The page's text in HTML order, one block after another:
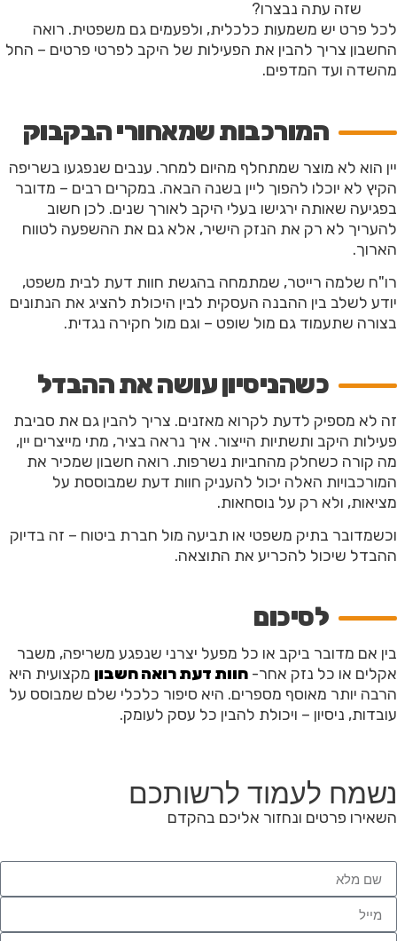
שזה עתה נבצרו?
לכל פרט יש משמעות כלכלית, ולפעמים גם משפטית. רואה
החשבון צריך להבין את הפעילות של היקב לפרטי פרטים – החל
מהשדה ועד המדפים.
המורכבות שמאחורי הבקבוק
יין הוא לא מוצר שמתחלף מהיום למחר. ענבים שנפגעו בשריפה
הקיץ לא יוכלו להפוך ליין בשנה הבאה. במקרים רבים – מדובר
בפגיעה שאותה ירגישו בעלי היקב לאורך שנים. לכן חשוב
להעריך לא רק את הנזק הישיר, אלא גם את ההשפעה לטווח
הארוך.
רו"ח שלמה רייטר, שמתמחה בהגשת חוות דעת לבית משפט,
יודע לשלב בין ההבנה העסקית לבין היכולת להציג את הנתונים
בצורה שתעמוד גם מול שופט – וגם מול חקירה נגדית.
כשהניסיון עושה את ההבדל
זה לא מספיק לדעת לקרוא מאזנים. צריך להבין גם את סביבת
פעילות היקב ותשתיות הייצור. איך נראה בציר, מתי מייצרים יין,
מה קורה כשחלק מהחביות נשרפות. רואה חשבון שמכיר את
המורכבויות האלה יכול להעניק חוות דעת שמבוססת על
מציאות, ולא רק על נוסחאות.
וכשמדובר בתיק משפטי או תביעה מול חברת ביטוח – זה בדיוק
ההבדל שיכול להכריע את התוצאה.
לסיכום
בין אם מדובר ביקב או כל מפעל יצרני שנפגע משריפה, משבר
אקלים או כל נזק אחר- חוות דעת רואה חשבון מקצועית היא
הרבה יותר מאוסף מספרים. היא סיפור כלכלי שלם שמבוסס על
עובדות, ניסיון – ויכולת להבין כל עסק לעומק.
נשמח לעמוד לרשותכם
השאירו פרטים ונחזור אליכם בהקדם